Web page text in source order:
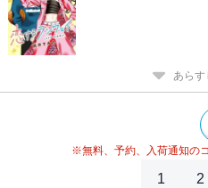
あらす
※無料、予約、入荷通知の
1 2